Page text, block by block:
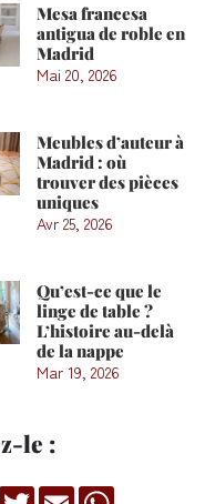
Mesa francesa
antigua de roble en
Madrid
Mai 20, 2026
Meubles d’auteur à
Madrid : où
trouver des pièces
uniques
Avr 25, 2026
Qu’est-ce que le
linge de table ?
L’histoire au-delà
de la nappe
Mar 19, 2026
le :
TwitterEmail WhatsApp